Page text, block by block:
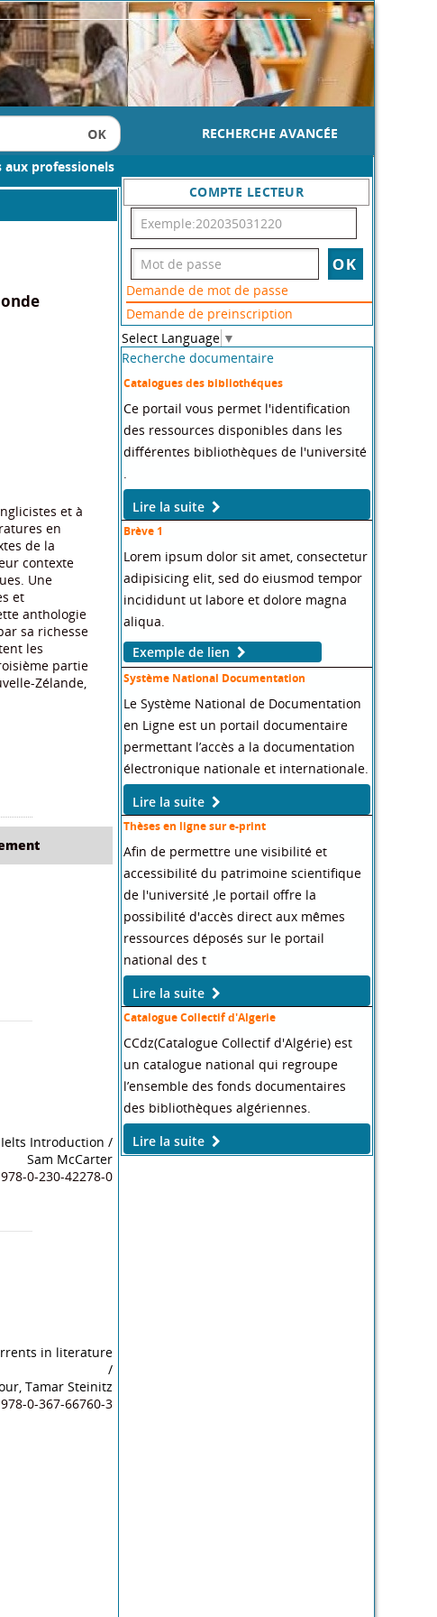
aux professionels
RECHERCHE AVANCÉE
et à
en
de la
contexte
Une
et
anthologie
sa richesse
les
partie
Zélande,
Ielts Introduction /
Sam McCarter
0-230-42278-0
in literature
/
Tamar Steinitz
0-367-66760-3
COMPTE LECTEUR
Demande de mot de passe
Demande de preinscription
Select Language ▼
Recherche documentaire
Catalogues des bibliothéques
Ce portail vous permet l'identification
des ressources disponibles dans les
différentes bibliothèques de l'université
.
Lire la suite
Brève 1
Lorem ipsum dolor sit amet, consectetur
adipisicing elit, sed do eiusmod tempor
incididunt ut labore et dolore magna
aliqua.
Exemple de lien
Système National Documentation
Le Système National de Documentation
en Ligne est un portail documentaire
permettant l’accès a la documentation
électronique nationale et internationale.
Lire la suite
Thèses en ligne sur e-print
Afin de permettre une visibilité et
accessibilité du patrimoine scientifique
de l'université ,le portail offre la
possibilité d'accès direct aux mêmes
ressources déposés sur le portail
national des t
Lire la suite
Catalogue Collectif d'Algerie
CCdz(Catalogue Collectif d'Algérie) est
un catalogue national qui regroupe
l’ensemble des fonds documentaires
des bibliothèques algériennes.
Lire la suite